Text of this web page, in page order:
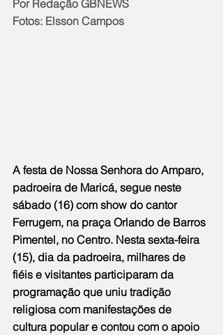
Por Redação GBNEWS
Fotos: Elsson Campos
A festa de Nossa Senhora do Amparo,
padroeira de Maricá, segue neste
sábado (16) com show do cantor
Ferrugem, na praça Orlando de Barros
Pimentel, no Centro. Nesta sexta-feira
(15), dia da padroeira, milhares de
fiéis e visitantes participaram da
programação que uniu tradição
religiosa com manifestações de
cultura popular e contou com o apoio